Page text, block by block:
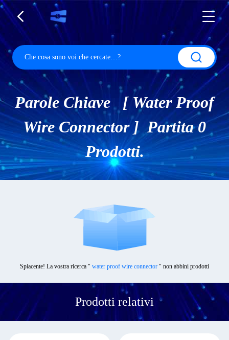
Parole Chiave [ Water Proof
Wire Connector ] Partita 0
Prodotti.
Spiacente! La vostra ricerca " water proof wire connector " non abbini prodotti
Prodotti relativi